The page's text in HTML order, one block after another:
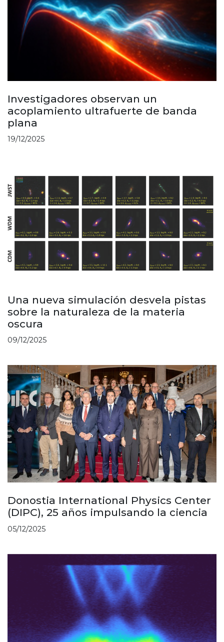
Investigadores observan un
acoplamiento ultrafuerte de banda
plana
19/12/2025
Una nueva simulación desvela pistas
sobre la naturaleza de la materia
oscura
09/12/2025
Donostia International Physics Center
(DIPC), 25 años impulsando la ciencia
05/12/2025